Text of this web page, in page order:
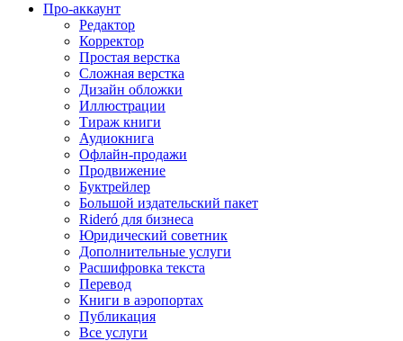
Про-аккаунт
Редактор
Корректор
Простая верстка
Сложная верстка
Дизайн обложки
Иллюстрации
Тираж книги
Аудиокнига
Офлайн-продажи
Продвижение
Буктрейлер
Большой издательский пакет
Rideró для бизнеса
Юридический советник
Дополнительные услуги
Расшифровка текста
Перевод
Книги в аэропортах
Публикация
Все услуги